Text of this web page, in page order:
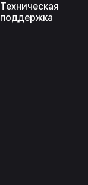
Техническая
поддержка